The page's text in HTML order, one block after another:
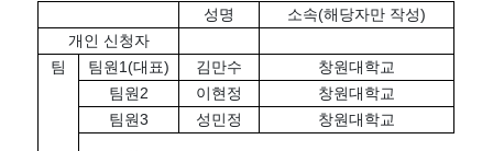
성명
소속(해당자만 작성)
개인 신청자
팀
팀원1(대표) 김만수
창원대학교
팀원2
이현정
창원대학교
팀원3
성민정 창원대학교